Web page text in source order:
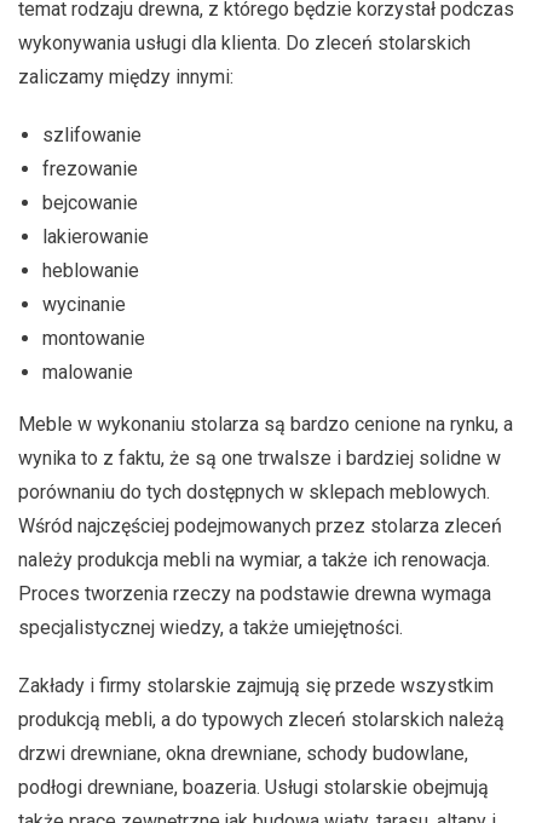
temat rodzaju drewna, z którego będzie korzystał podczas
wykonywania usługi dla klienta. Do zleceń stolarskich
zaliczamy między innymi:
szlifowanie
frezowanie
bejcowanie
lakierowanie
heblowanie
wycinanie
montowanie
malowanie
Meble w wykonaniu stolarza są bardzo cenione na rynku, a
wynika to z faktu, że są one trwalsze i bardziej solidne w
porównaniu do tych dostępnych w sklepach meblowych.
Wśród najczęściej podejmowanych przez stolarza zleceń
należy produkcja mebli na wymiar, a także ich renowacja.
Proces tworzenia rzeczy na podstawie drewna wymaga
specjalistycznej wiedzy, a także umiejętności.
Zakłady i firmy stolarskie zajmują się przede wszystkim
produkcją mebli, a do typowych zleceń stolarskich należą
drzwi drewniane, okna drewniane, schody budowlane,
podłogi drewniane, boazeria. Usługi stolarskie obejmują